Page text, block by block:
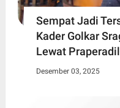
Sempat Jadi
Kader Golkar
Lewat
Desember 03, 2025